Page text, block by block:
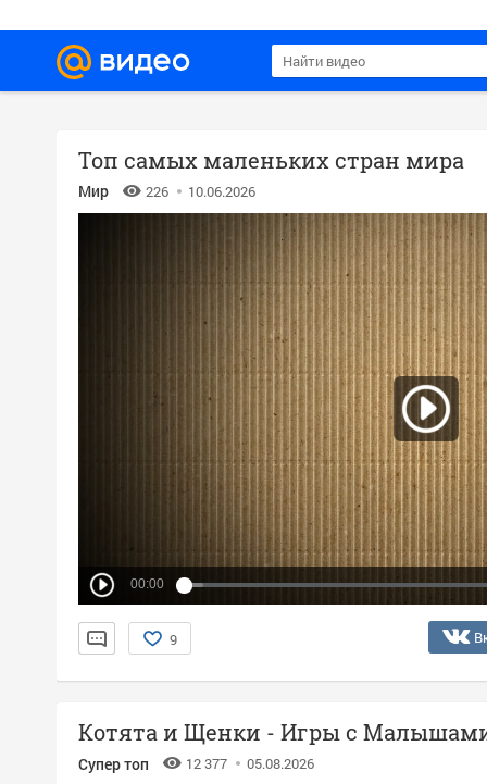
Топ самых маленьких стран мира
Мир 226 10.06.2026
00:00
9
Котята и Щенки - Игры с
Супер топ 12 377 05.08.2026